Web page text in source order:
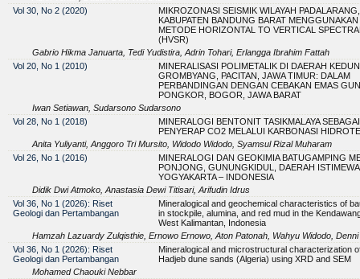
Vol 30, No 2 (2020)
MIKROZONASI SEISMIK WILAYAH PADALARANG,
KABUPATEN BANDUNG BARAT MENGGUNAKAN
METODE HORIZONTAL TO VERTICAL
(HVSR)
Gabrio Hikma Januarta, Tedi Yudistira, Adrin Tohari, Erlangga Ibrahim Fattah
Vol 20, No 1 (2010)
MINERALISASI POLIMETALIK DI DAERAH
GROMBYANG, PACITAN, JAWA TIMUR: DALAM
PERBANDINGAN DENGAN CEBAKAN EMAS
PONGKOR, BOGOR, JAWA BARAT
Iwan Setiawan, Sudarsono Sudarsono
Vol 28, No 1 (2018)
MINERALOGI BENTONIT TASIKMALAYA
PENYERAP CO2 MELALUI KARBONASI
Anita Yuliyanti, Anggoro Tri Mursito, Widodo Widodo, Syamsul Rizal Muharam
Vol 26, No 1 (2016)
MINERALOGI DAN GEOKIMIA BATUGAMPING
PONJONG, GUNUNGKIDUL, DAERAH ISTIMEWA
YOGYAKARTA – INDONESIA
Didik Dwi Atmoko, Anastasia Dewi Titisari, Arifudin Idrus
Vol 36, No 1 (2026): Riset
Geologi dan Pertambangan
Mineralogical and geochemical characteristics of
in stockpile, alumina, and red mud in the
West Kalimantan, Indonesia
Hamzah Lazuardy Zulqisthie, Ernowo Ernowo, Aton Patonah, Wahyu Widodo,
Vol 36, No 1 (2026): Riset
Geologi dan Pertambangan
Mineralogical and microstructural characterization
Hadjeb dune sands (Algeria) using XRD and SEM
Mohamed Chaouki Nebbar